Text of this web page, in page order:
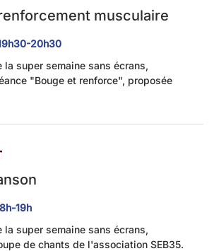
musculaire
20h30
la super semaine sans écrans,
"Bouge et renforce", proposée
19h
la super semaine sans écrans,
de chants de l'association SEB35.